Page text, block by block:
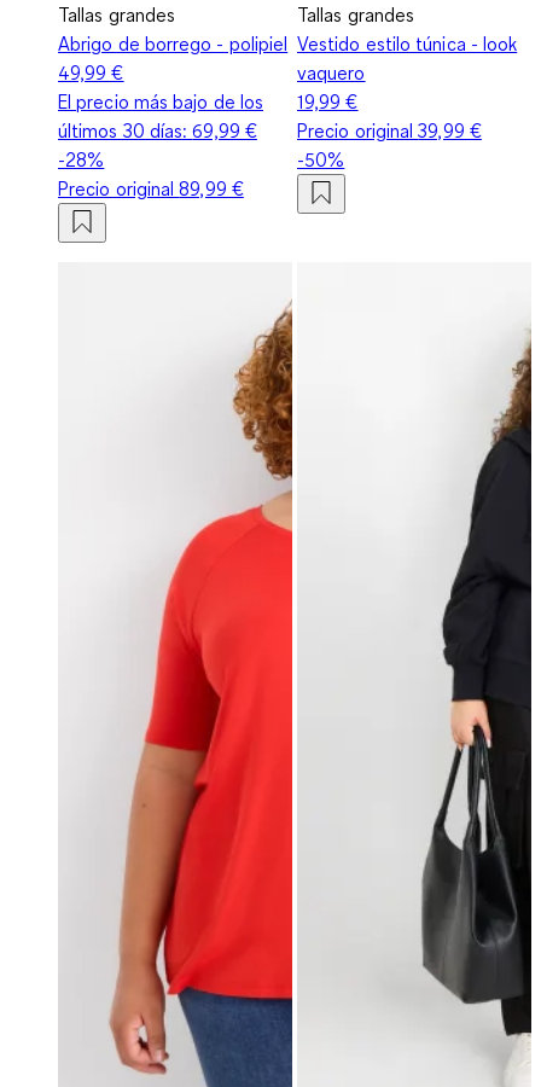
Tallas grandes
Abrigo de borrego - polipiel
49,99 €
El precio más bajo de los
últimos 30 días:69,99 €
-28%
Precio original89,99 €
Tallas grandes
Vestido estilo túnica - look
vaquero
19,99 €
Precio original39,99 €
-50%